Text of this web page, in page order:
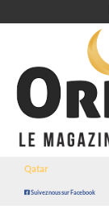
Qatar
Suivez nous sur Facebook